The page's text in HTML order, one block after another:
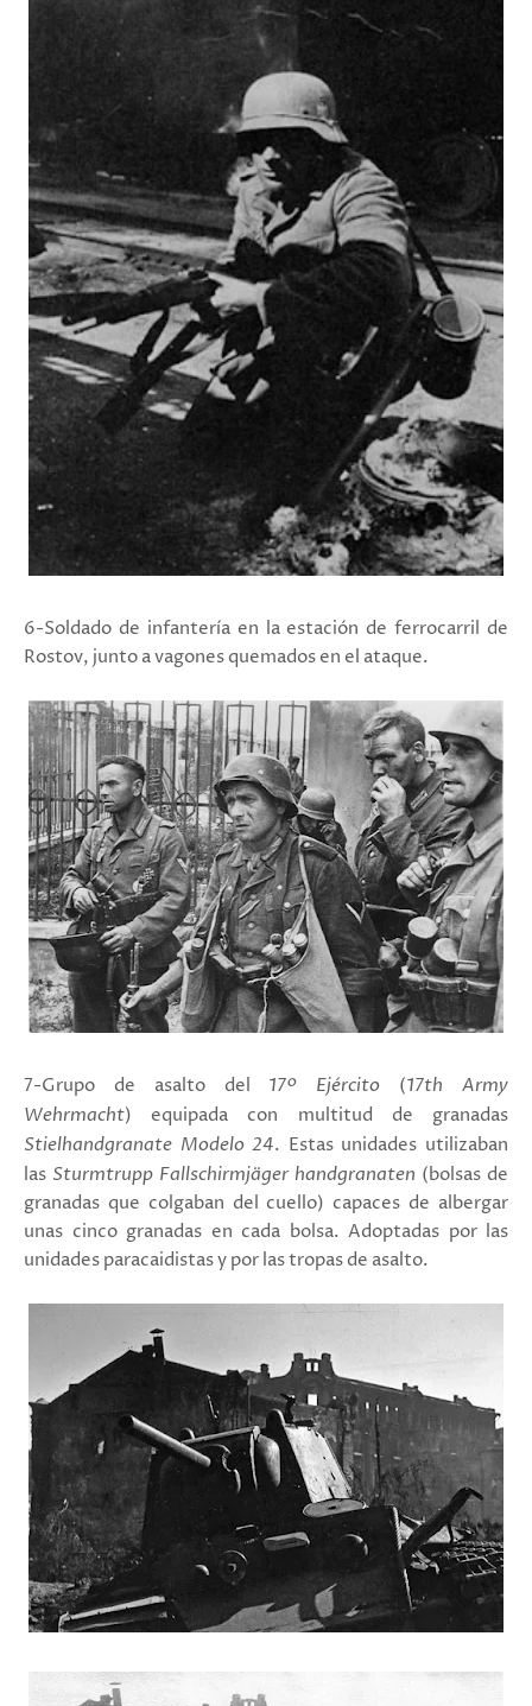
6-Soldado de infantería en la estación de ferrocarril de
Rostov, junto a vagones quemados en el ataque.
7-Grupo de asalto del 17º Ejército (17th Army
Wehrmacht) equipada con multitud de granadas
Stielhandgranate Modelo 24. Estas unidades utilizaban
las Sturmtrupp Fallschirmjäger handgranaten (bolsas de
granadas que colgaban del cuello) capaces de albergar
unas cinco granadas en cada bolsa. Adoptadas por las
unidades paracaidistas y por las tropas de asalto.